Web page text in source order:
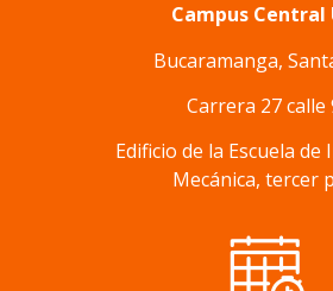
Campus Central
Bucaramanga,
Carrera 27 calle
Edificio de la Escuela de
Mecánica, tercer